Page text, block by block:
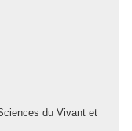
du Vivant et